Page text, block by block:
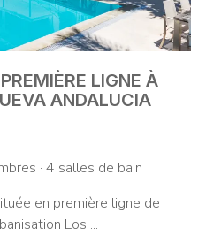
LIGNE À
ANDALUCIA
· 4 salles de bain
en première ligne de
Los ...